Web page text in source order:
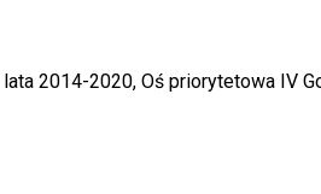
2014-2020, Oś priorytetowa IV